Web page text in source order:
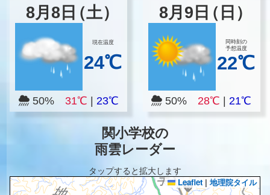
8月8 日（土）
現在温度
24℃
50% 31℃ 23℃
8月 9 日（日）
同時刻の
予想温度
22℃
50%28℃ |21℃
関小学校の
雨雲レーダー
タップすると拡大します
Leaflet | 地理院タイル